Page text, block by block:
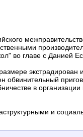
во главе с Данией
экстрадирован
обвинительный
в организации
и